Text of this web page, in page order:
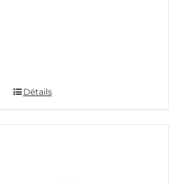
Détails